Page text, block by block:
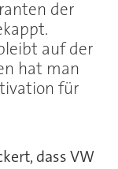
der
auf der
hat man
für
dass VW